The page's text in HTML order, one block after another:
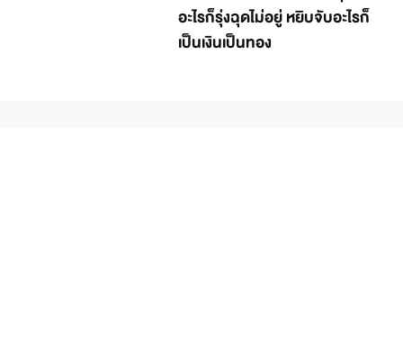
อะไรก็รุ่งฉุดไม่อยู่ หยิบจับอะไรก็
เป็นเงินเป็นทอง